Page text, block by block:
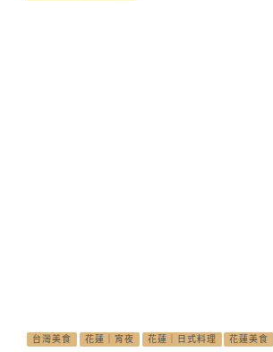
台灣美食 花蓮｜宵夜 花蓮｜日式料理 花蓮美食